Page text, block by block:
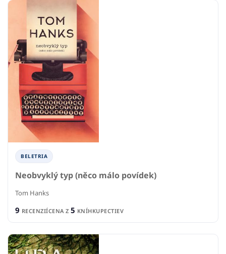
BELETRIA
Neobvyklý typ (něco málo povídek)
Tom Hanks
9 RECENZIÍCENA Z 5 KNÍHKUPECTIEV